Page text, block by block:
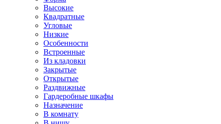
Высокие
Квадратные
Угловые
Низкие
Особенности
Встроенные
Из кладовки
Закрытые
Открытые
Раздвижные
Гардеробные шкафы
Назначение
В комнату